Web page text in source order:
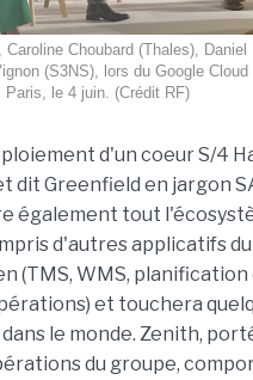
Caroline Choubard (Thales),
(S3NS), lors du Google
Paris, le 4 juin. (Crédit RF)
d'un coeur S/4
dit Greenfield en jargon
également tout
d'autres applicatifs
(TMS, WMS, planification
et touchera
le monde. Zenith,
du groupe,